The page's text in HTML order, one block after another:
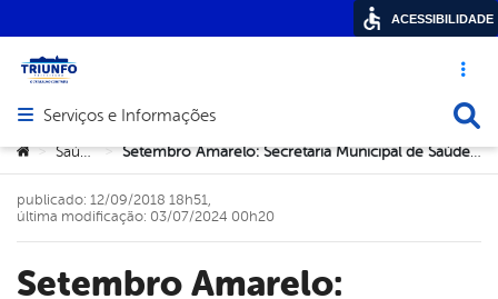
Acesso
Abrir menu principal de navegação
Serviços e Informações
Você está aqui:
> Saúde > Setembro Amarelo: Secretaria Municipal de Saúde de Triunfo abraça essa causa
Setembro Amarelo:
publicado: 12/09/2018 18h51,
última modificação: 03/07/2024 00h20
ACESSIBILIDADE